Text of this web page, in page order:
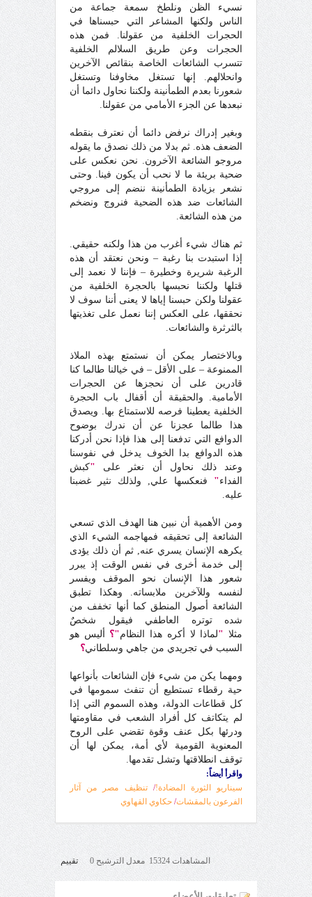
نسيء الظن ونلطخ سمعة جماعة من
الناس ولكنها المشاعر التي حبسناها في
الحجرات الخلفية من عقولنا. فمن هذه
الحجرات وعن طريق السلالم الخلفية
تتسرب الشائعات الخاصة بنقائص الآخرين
وانحلالهم. إنها تستغل مخاوفنا وتستغل
شعورنا بعدم الطمأنينة ولكننا نحاول دائما أن
نبعدها عن الجزء الأمامي من عقولنا.
وبغير إدراك نرفض دائما أن نعترف بنقطه
الضعف هذه. ثم بدلا من ذلك نصدق ما يقوله
مروجو الشائعة الآخرون. نحن نعكس على
ضحية بريئة ما لا نحب أن يكون فينا. وحتى
نشعر بزيادة الطمأنينة ننضم إلى مروجي
الشائعات ضد هذه الضحية فنروج ونضخم
من هذه الشائعة.
ثم هناك شيء أغرب من هذا ولكنه حقيقي.
إذا استبدت بنا رغبة – ونحن نعتقد أن هذه
الرغبة شريرة وخطيرة – فإننا لا نعمد إلى
قتلها ولكننا نحبسها بالحجرة الخلفية من
عقولنا ولكن حبسنا إياها لا يعنى أننا سوف لا
نحققها، على العكس إننا نعمل على تغذيتها
بالثرثرة والشائعات.
وبالاختصار يمكن أن نستمتع بهذه الملاذ
الممنوعة – على الأقل – في خيالنا طالما كنا
قادرين على أن نحجزها عن الحجرات
الأمامية. والحقيقة أن أقفال باب الحجرة
الخلفية يعطينا فرصه للاستمتاع بها. ويصدق
هذا طالما عجزنا عن أن ندرك بوضوح
الدوافع التي تدفعنا إلى هذا فإذا نحن أدركنا
هذه الدوافع بدا الخوف يدخل في نفوسنا
وعند ذلك نحاول أن نعثر على "كبش
الفداء" فنعكسها علي, ولذلك نثير غضبنا
عليه.
ومن الأهمية أن نبين هنا الهدف الذي تسعي
الشائعة إلى تحقيقه فمهاجمه الشيء الذي
يكرهه الإنسان يسري عنه, ثم أن ذلك يؤدى
إلى خدمة أخرى في نفس الوقت إذ يبرر
شعور هذا الإنسان نحو الموقف ويفسر
لنفسه وللآخرين ملابساته. وهكذا تطبق
الشائعة أصول المنطق كما أنها تخفف من
شده توتره العاطفي فيقول شخصٌ
مثلا "لماذا لا أكره هذا النظام"؟ أليس هو
السبب في تجريدي من جاهي وسلطاني؟
ومهما يكن من شيء فإن الشائعات بأنواعها
حية رقطاء تستطيع أن تنفث سمومها في
كل قطاعات الدولة، وهذه السموم التي إذا
لم يتكاتف كل أفراد الشعب في مقاومتها
ودرئها بكل عنف وقوة تقضي على الروح
المعنوية القومية لأي أمة، يمكن لها أن
توقف انطلاقتها وتشل تقدمها.
واقرأ أيضاً:
سيناريو الثورة المضادة!/
تنظيف مصر من آثار
الفرعون بالمقشات/ حكاوي القهاوي
المشاهدات 15324 معدل الترشيح 0 تقييم